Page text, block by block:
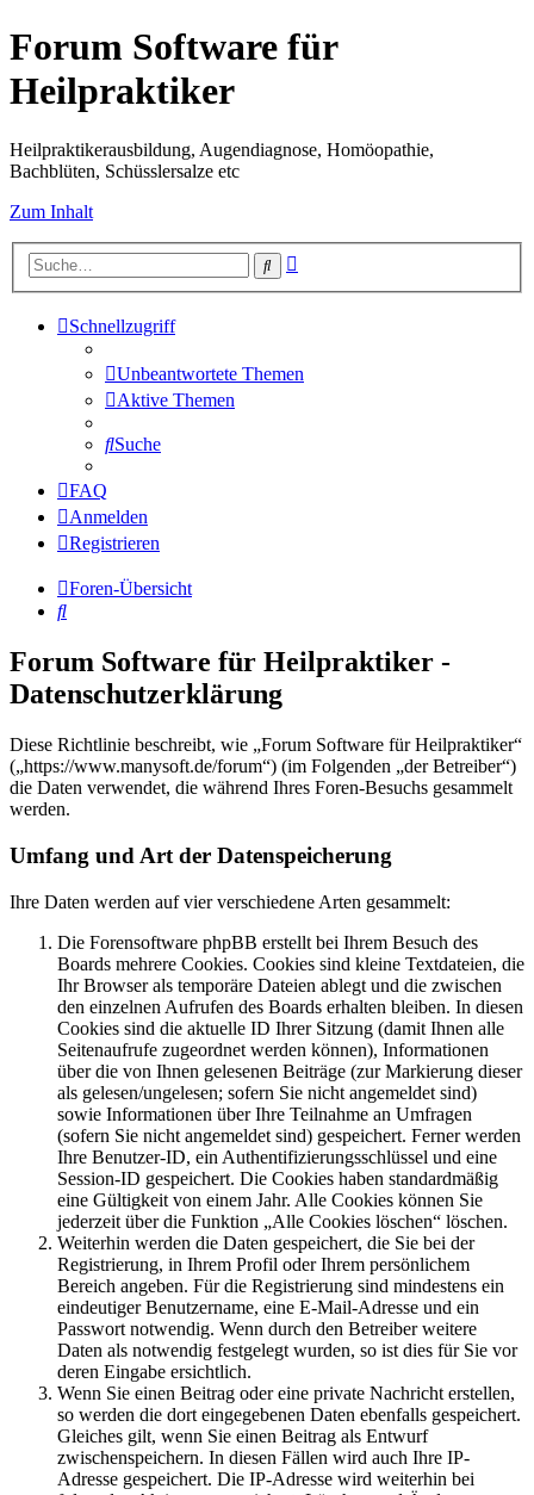
Forum Software für
Heilpraktiker
Heilpraktikerausbildung, Augendiagnose, Homöopathie,
Bachblüten, Schüsslersalze etc
Zum Inhalt
Suche
Schnellzugriff
Unbeantwortete Themen
Aktive Themen
Suche
FAQ
Anmelden
Registrieren
Foren-Übersicht
Suche
Forum Software für Heilpraktiker -
Datenschutzerklärung
Diese Richtlinie beschreibt, wie „Forum Software für Heilpraktiker“
(„https://www.manysoft.de/forum“) (im Folgenden „der Betreiber“)
die Daten verwendet, die während Ihres Foren-Besuchs gesammelt
werden.
Umfang und Art der Datenspeicherung
Ihre Daten werden auf vier verschiedene Arten gesammelt:
Die Forensoftware phpBB erstellt bei Ihrem Besuch des
Boards mehrere Cookies. Cookies sind kleine Textdateien, die
Ihr Browser als temporäre Dateien ablegt und die zwischen
den einzelnen Aufrufen des Boards erhalten bleiben. In diesen
Cookies sind die aktuelle ID Ihrer Sitzung (damit Ihnen alle
Seitenaufrufe zugeordnet werden können), Informationen
über die von Ihnen gelesenen Beiträge (zur Markierung dieser
als gelesen/ungelesen; sofern Sie nicht angemeldet sind)
sowie Informationen über Ihre Teilnahme an Umfragen
(sofern Sie nicht angemeldet sind) gespeichert. Ferner werden
Ihre Benutzer-ID, ein Authentifizierungsschlüssel und eine
Session-ID gespeichert. Die Cookies haben standardmäßig
eine Gültigkeit von einem Jahr. Alle Cookies können Sie
jederzeit über die Funktion „Alle Cookies löschen“ löschen.
Weiterhin werden die Daten gespeichert, die Sie bei der
Registrierung, in Ihrem Profil oder Ihrem persönlichem
Bereich angeben. Für die Registrierung sind mindestens ein
eindeutiger Benutzername, eine E-Mail-Adresse und ein
Passwort notwendig. Wenn durch den Betreiber weitere
Daten als notwendig festgelegt wurden, so ist dies für Sie vor
deren Eingabe ersichtlich.
Wenn Sie einen Beitrag oder eine private Nachricht erstellen,
so werden die dort eingegebenen Daten ebenfalls gespeichert.
Gleiches gilt, wenn Sie einen Beitrag als Entwurf
zwischenspeichern. In diesen Fällen wird auch Ihre IP-
Adresse gespeichert. Die IP-Adresse wird weiterhin bei